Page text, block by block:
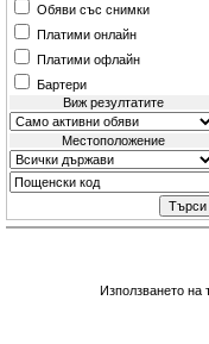
Обяви със снимки
Платими онлайн
Платими офлайн
Бартери
Виж резултатите
Местоположение
Използването на